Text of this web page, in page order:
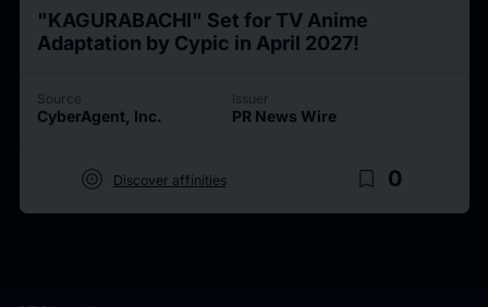
"KAGURABACHI" Set for TV Anime
Adaptation by Cypic in April 2027!
Source
CyberAgent, Inc.
Issuer
PR News Wire
target Discover affinities bookmark_border 0